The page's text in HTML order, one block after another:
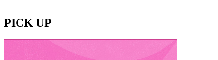
PICK UP